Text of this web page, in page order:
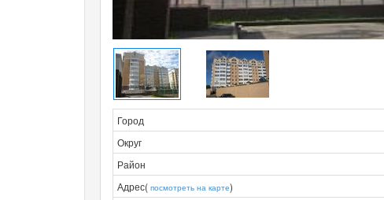
Город
Округ
Район
Адрес( посмотреть на карте)